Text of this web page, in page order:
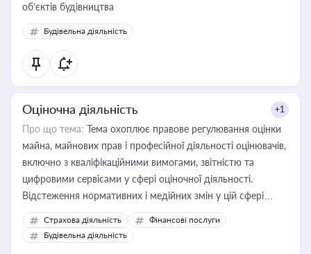
об’єктів будівництва
Будівельна діяльність
Оціночна діяльність +1
Про що тема: Тема охоплює правове регулювання оцінки
майна, майнових прав і професійної діяльності оцінювачів,
включно з кваліфікаційними вимогами, звітністю та
цифровими сервісами у сфері оціночної діяльності.
Відстеження нормативних і медійних змін у цій сфері
корисне для власника бізнесу, керівника, юриста або
бухгалтера під час оподаткування, приватизації, оренди
державного майна, корпоративних угод і перевірки
Страхова діяльність
Фінансові послуги
Будівельна діяльність